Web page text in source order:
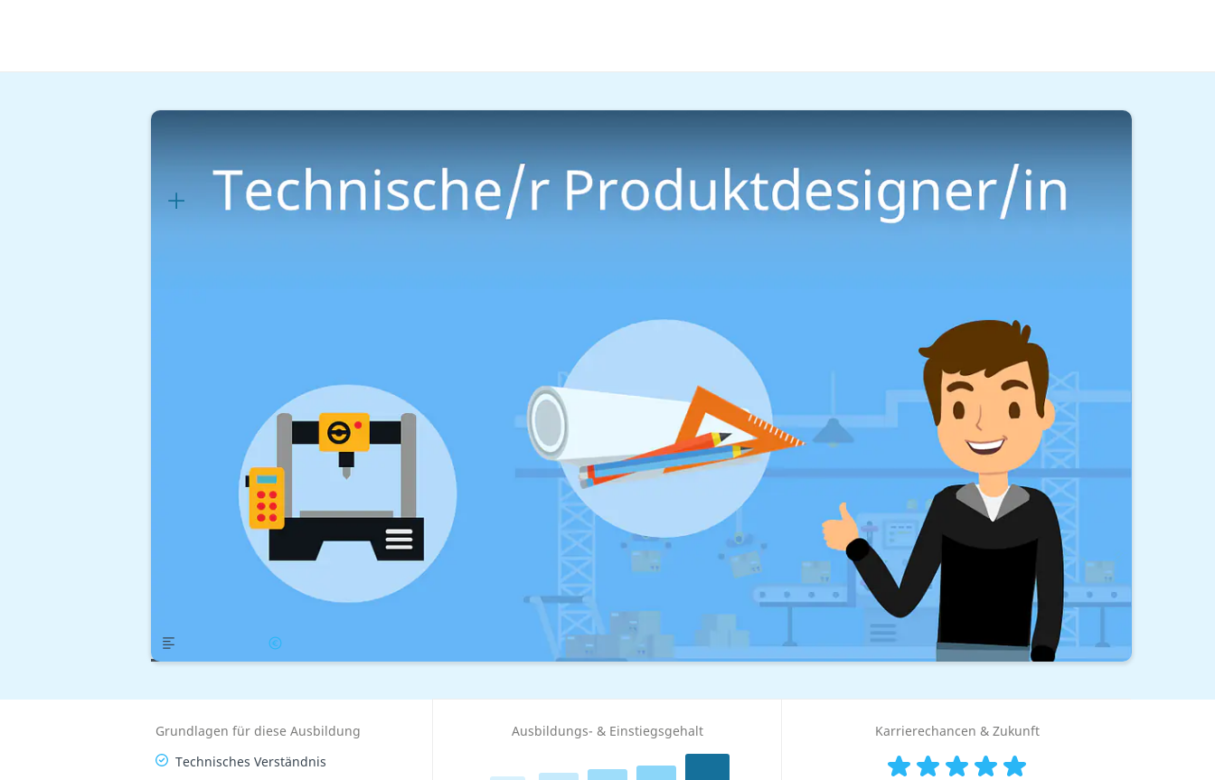
Kreativität & Lifestyle
Technischer Produktdesigner / Technische Produktdesignerin
Grundlagen für diese Ausbildung
Technisches Verständnis
Ausbildungs- & Einstiegsgehalt Karrierechancen & Zukunft